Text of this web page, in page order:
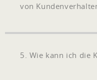
von
5. Wie kann ich die